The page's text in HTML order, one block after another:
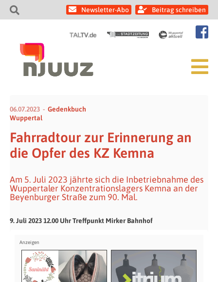
Newsletter-Abo Beitrag schreiben
06.07.2023
Gedenkbuch
Wuppertal
Fahrradtour zur Erinnerung an
die Opfer des KZ Kemna
Am 5. Juli 2023 jährte sich die Inbetriebnahme des
Wuppertaler Konzentrationslagers Kemna an der
Beyenburger Straße zum 90. Mal.
9. Juli 2023 12.00 Uhr Treffpunkt Mirker Bahnhof